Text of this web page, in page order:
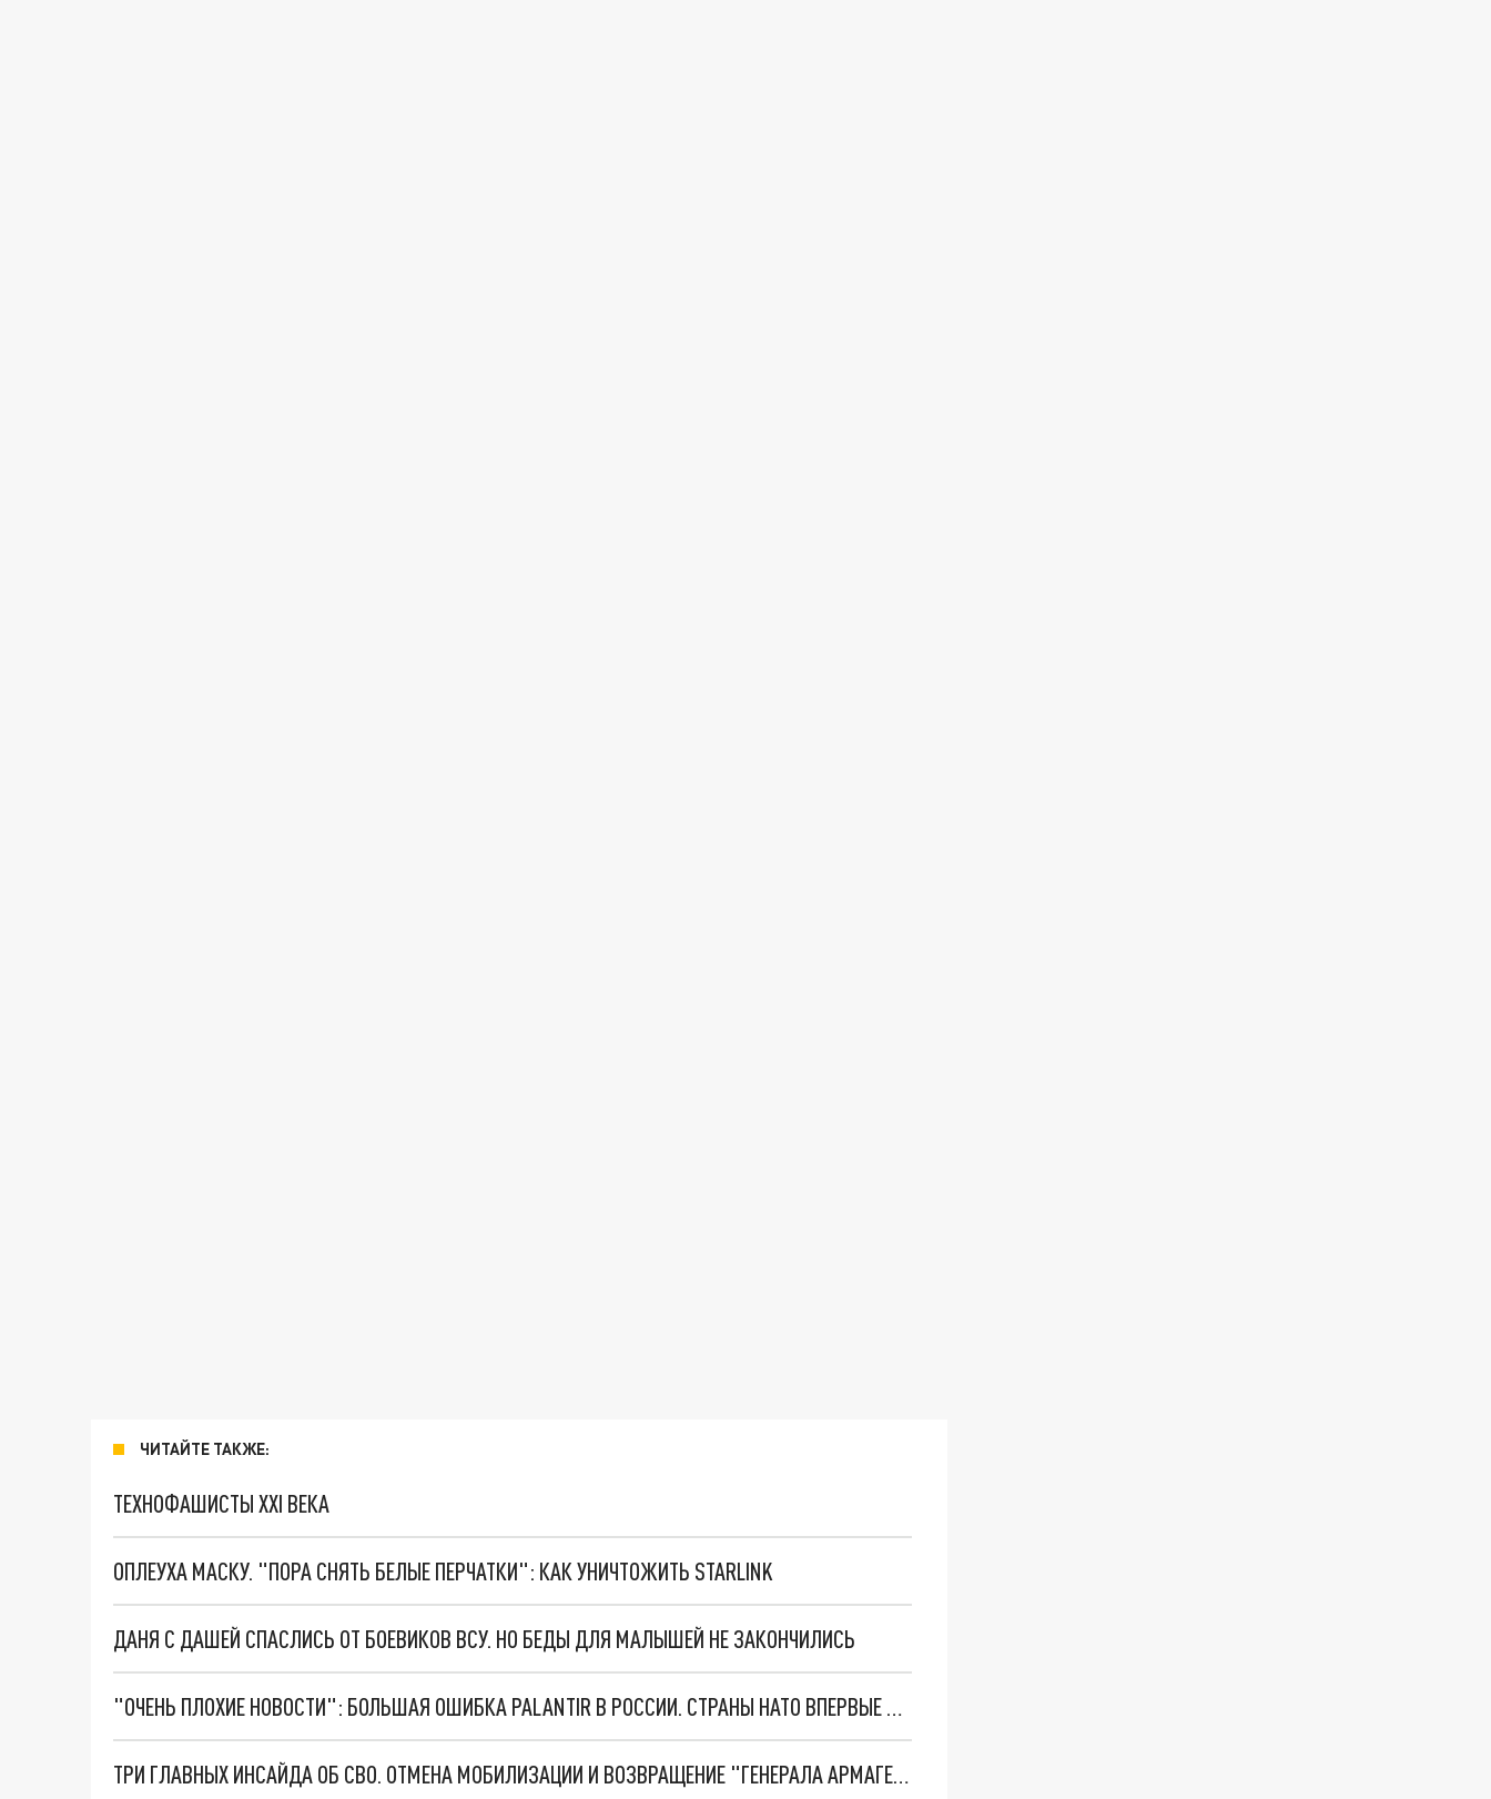
ЧИТАЙТЕ ТАКЖЕ:
ТЕХНОФАШИСТЫ XXI ВЕКА
ОПЛЕУХА МАСКУ. "ПОРА СНЯТЬ БЕЛЫЕ ПЕРЧАТКИ": КАК УНИЧТОЖИТЬ STARLINK
ДАНЯ С ДАШЕЙ СПАСЛИСЬ ОТ БОЕВИКОВ ВСУ. НО БЕДЫ ДЛЯ МАЛЫШЕЙ НЕ ЗАКОНЧИЛИСЬ
"ОЧЕНЬ ПЛОХИЕ НОВОСТИ": БОЛЬШАЯ ОШИБКА PALANTIR В РОССИИ. СТРАНЫ НАТО ВПЕРВЫЕ ЗА СВО ОСТАНОВИЛИ ПОСТАВКИ ОРУЖИЯ. ВСУ ТЕРЯЮТ ПРИГРАНИЧЬЕ?
ТРИ ГЛАВНЫХ ИНСАЙДА ОБ СВО. ОТМЕНА МОБИЛИЗАЦИИ И ВОЗВРАЩЕНИЕ "ГЕНЕРАЛА АРМАГЕДДОНА"? ОТЛИЧНЫЕ НОВОСТИ, КОТОРЫЕ ЖДАЛИ ВСЕ